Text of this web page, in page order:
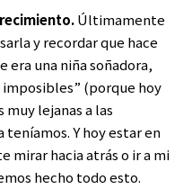
Últimamente
y recordar que hace
era una niña soñadora,
imposibles” (porque hoy
muy lejanas a las
Y hoy estar en
mirar hacia atrás o ir a mi
hecho todo esto.